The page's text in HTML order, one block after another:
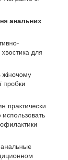
анальних
для
жіночому
пробки
практически